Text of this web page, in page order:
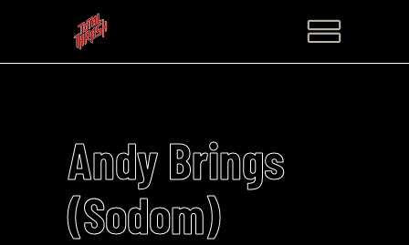
Andy Brings
(Sodom)